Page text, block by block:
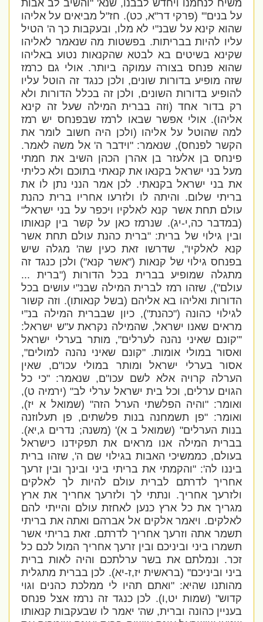
משיח לנחמנו ויחדש לבבנו, שנא' "והשיב לב אבות
על בנים"' (פרקי דר"א, כט). חז"ל מביאים על אליהו
שהוא קינא על שבנ"י לא מלו, ובעקבות כך ה' הטיל
עליו להיות בבריתות. בפשטות מה שנאמר לאליהו
שקינא בשיטים בא לבטא שהקנאות נטוע באליהו
שהוא פנחס בצורה עמוקה ביותר. אולי גם כרמז
שזה מופיע בדורות שונים, ולכן כנגד זה הוטל עליו
להופיע בדורות השונים, ולכן זה בכלל הדורות ולא
רק בדור אחד (וזה בברית המילה שעל זה קינא
אליהו). אולי אפשר שבאו לרמז שבפנחס יש רמז
למה שהוטל על אליהו(ולכן היה חשוב לומר את
הקשר לפנחס), שנאמר: "וידבר ה' אל משה לאמר.
פינחס בן אלעזר בן אהרן הכהן השיב את חמתי
מעל בני ישראל בקנאו את קנאתי בתוכם ולא כליתי
את בני ישראל בקנאתי. לכן אמר הנני נתן לו את
בריתי שלום. והיתה לו ולזרעו אחריו ברית כהנת
עולם תחת אשר קנא לאלקיו ויכפר על בני ישראל"
(במדבר כה,י-יג).שנרמז כאן על קשר בין קנאותו
ובין גילוי של ברית: "ברית כהנת עולם תחת אשר
קנא לאלקיו", שדרשו זאת כעין שה' מגלה שיש
בפנחס גילוי של קנאות ("אשר קנא") ולכן כנגד זה
מתגלה שמופיע בברית בכל הדורות ("ברית ...
עולם"), שזהו רמז לברית המילה שבנ"י עושים בכל
הדורות ואליהו בא אליהם (בשל קנאותו). וזה קשור
לגילוי כהונה ("כהנת"), כיון שבברית המילה בנ"י
מראים שאנו ישראל, שהמילה נקראת ע"ש ישראל:
קונם שאיני נהנה לערלים", מותר בערלי ישראל
ואסור במולי אומות. "קונם שאיני נהנה למולים",
אסור בערלי ישראל ומותר במולי עכו"ם, שאין
הערלה קרויה אלא לשם עכו"ם, שנאמר: "כי כל
הגוים ערלים, וכל בית ישראל ערלי לב" (ירמיה ט),
ואומר: "והיה הפלשתי הערל הזה" (שמואל א יז),
ואומר: "פן תשמחנה בנות פלשתים, פן תעלוזנה
בנות הערלים" (שמואל ב א)' (משנה; נדרים ג,יא).
בברית המילה אנו מראים את תפקידנו כישראל
בעולם, כממשיכי האבות בגילוי שם ה', שזהו ברית
ביננו לה': "והקמתי את בריתי ביני ובינך ובין זרעך
אחריך לדרתם לברית עולם להיות לך לאלקים
ולזרעך אחריך. ונתתי לך ולזרעך אחריך את ארץ
מגריך את כל ארץ כנען לאחזת עולם והייתי להם
לאלקים. ויאמר אלקים אל אברהם ואתה את בריתי
תשמר אתה וזרעך אחריך לדרתם. זאת בריתי אשר
תשמרו ביני וביניכם ובין זרעך אחריך המול לכם כל
זכר. ונמלתם את בשר ערלתכם והיה לאות ברית
ביני וביניכם" (בראשית יז,ז-יא). לכן בברית מתגלית
מהותנו שהיא: " ואתם תהיו לי ממלכת כהנים וגוי
קדוש" (שמות יט,ו). לכן כנגד זה נרמז אצל פנחס
בעניין כהונה וברית, שה' יאמר לו שבעקבות קנאותו